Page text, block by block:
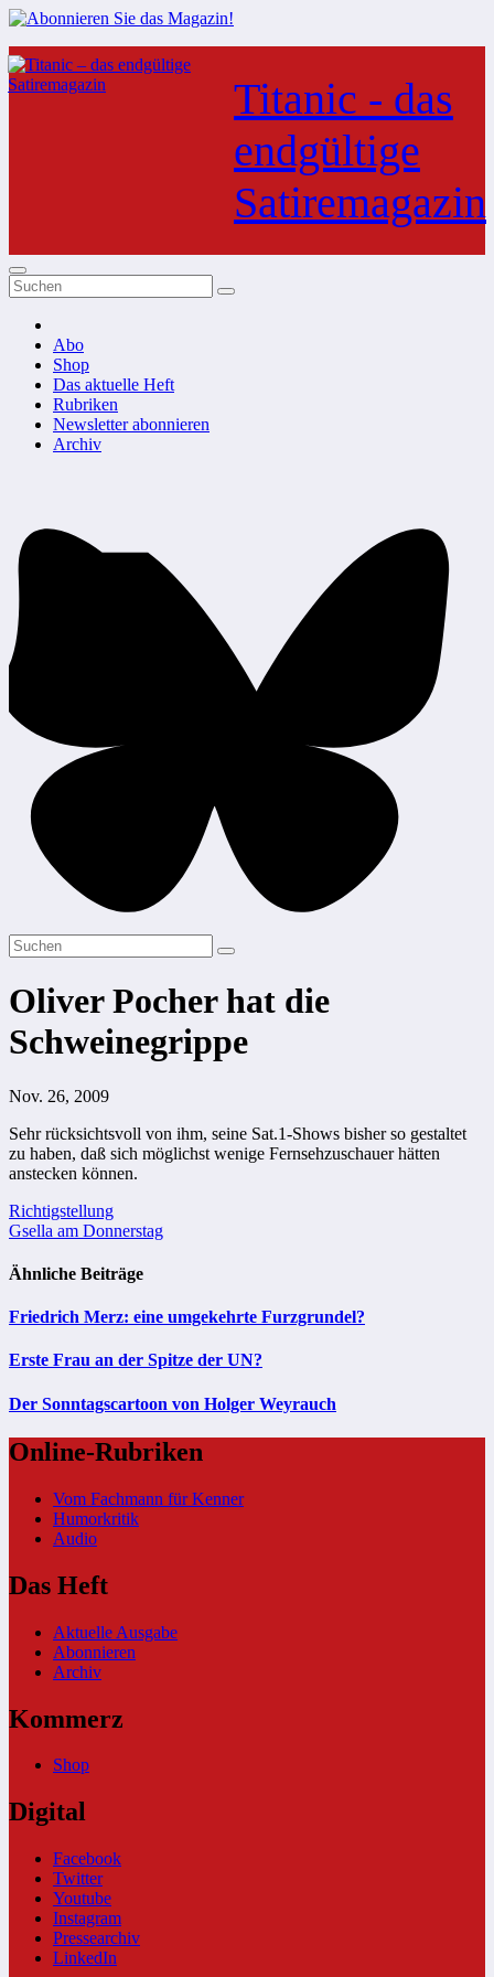
Zum
Inhalt
springen
Titanic - das
endgültige
Satiremagazin
Abo
Shop
Das aktuelle Heft
Rubriken
Newsletter abonnieren
Archiv
Oliver Pocher hat die
Schweinegrippe
Nov. 26, 2009
Sehr rücksichtsvoll von ihm, seine Sat.1-Shows bisher so gestaltet
zu haben, daß sich möglichst wenige Fernsehzuschauer hätten
anstecken können.
Beitragsnavigation
Richtigstellung
Gsella am Donnerstag
Ähnliche Beiträge
Friedrich Merz: eine umgekehrte Furzgrundel?
Erste Frau an der Spitze der UN?
Der Sonntagscartoon von Holger Weyrauch
Online-Rubriken
Vom Fachmann für Kenner
Humorkritik
Audio
Das Heft
Aktuelle Ausgabe
Abonnieren
Archiv
Kommerz
Shop
Digital
Facebook
Twitter
Youtube
Instagram
Pressearchiv
LinkedIn